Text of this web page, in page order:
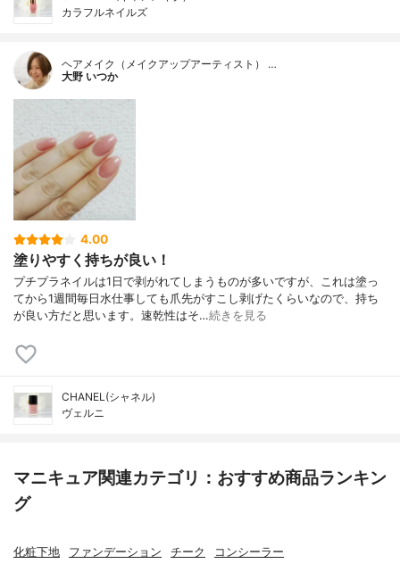
カラフルネイルズ
ヘアメイク（メイクアップアーティスト） …
大野 いつか
4.00
塗りやすく持ちが良い！
プチプラネイルは1日で剥がれてしまうものが多いですが、これは塗っ
てから1週間毎日水仕事しても爪先がすこし剥げたくらいなので、持ち
が良い方だと思います。速乾性はそ…続きを見る
CHANEL(シャネル)
ヴェルニ
マニキュア関連カテゴリ：おすすめ商品ランキン
グ
化粧下地 ファンデーション チーク コンシーラー